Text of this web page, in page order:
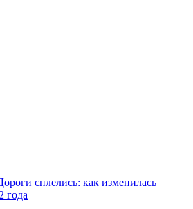
сплелись: как изменилась
года